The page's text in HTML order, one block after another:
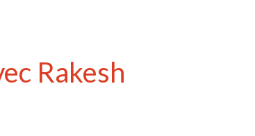
Rakesh